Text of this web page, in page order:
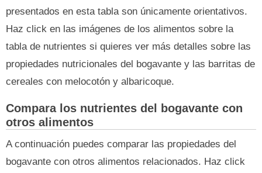
presentados en esta tabla son únicamente orientativos.
Haz click en las imágenes de los alimentos sobre la
tabla de nutrientes si quieres ver más detalles sobre las
propiedades nutricionales del bogavante y las barritas de
cereales con melocotón y albaricoque.
Compara los nutrientes del bogavante con
otros alimentos
A continuación puedes comparar las propiedades del
bogavante con otros alimentos relacionados. Haz click